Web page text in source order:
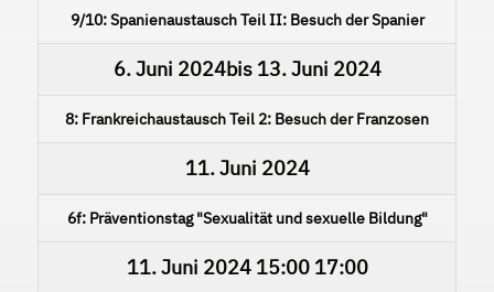
9/10: Spanienaustausch Teil II: Besuch der Spanier
6. Juni 2024bis 13. Juni 2024
8: Frankreichaustausch Teil 2: Besuch der Franzosen
11. Juni 2024
6f: Präventionstag "Sexualität und sexuelle Bildung"
11. Juni 202415:00 17:00